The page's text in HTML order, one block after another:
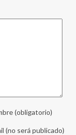
(obligatorio)
(no será publicado)